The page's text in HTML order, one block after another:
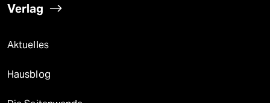
Verlag
Aktuelles
Hausblog